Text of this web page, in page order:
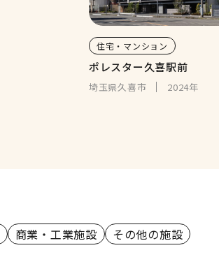
住宅・マンション
ポレスター久喜駅前
埼玉県久喜市 2024年
商業・工業施設 その他の施設